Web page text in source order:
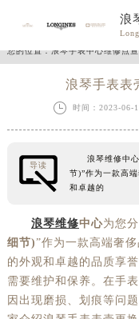
浪
您的位置：浪琴手表中心维修点
浪琴手表表
 时间：2023-06-
导读
浪琴维修中心
节)”作为一款高
和卓越的
浪琴维修中心为您
细节)”作为一款高端奢
的外观和卓越的品质享
需要维护和保养。在手
因出现磨损、划痕等问